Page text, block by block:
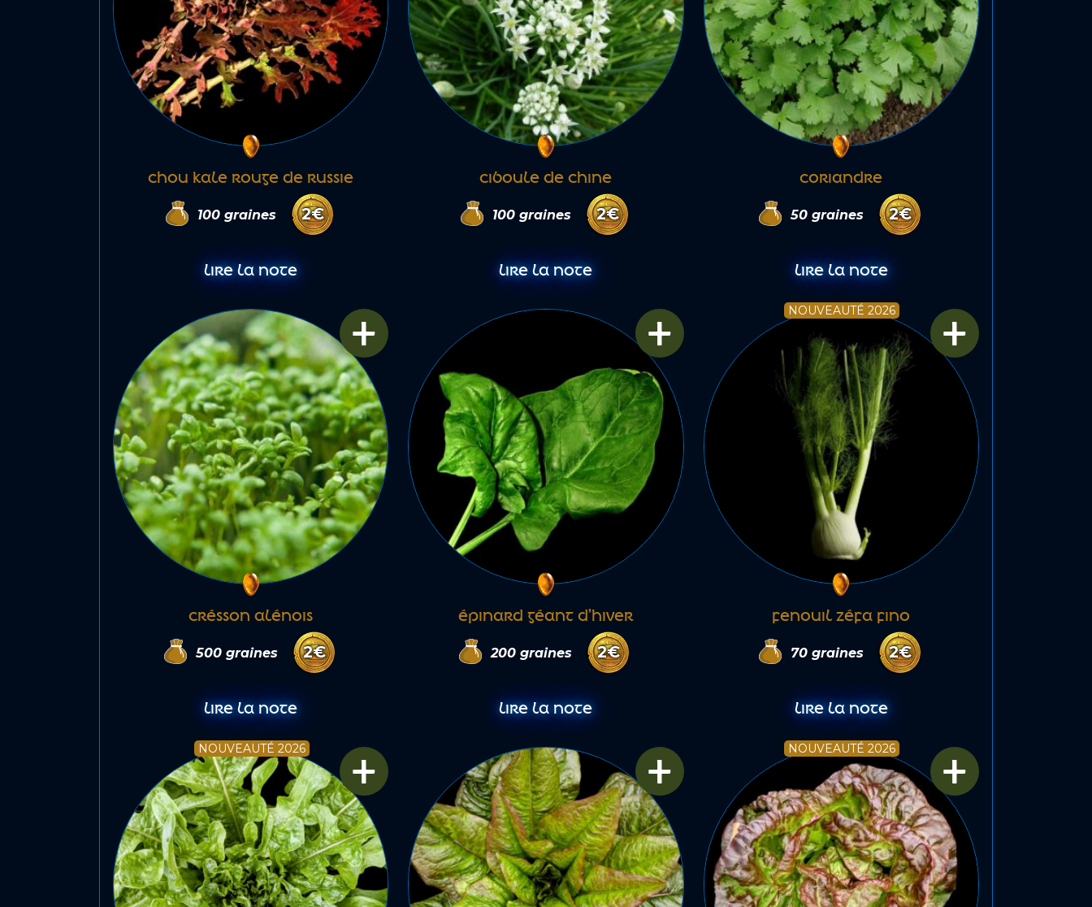
CHOU KALE ROUGE DE RUSSIE
100graines 2€
LIRE LA NOTE
CIBOULE DE CHINE
100graines 2€
LIRE LA NOTE
CORIANDRE
50graines 2€
LIRE LA NOTE
CRÉSSON ALÉNOIS
+
500graines 2€
LIRE LA NOTE
ÉPINARD GÉANT D’HIVER
+
200 graines 2€
LIRE LA NOTE
FENOUIL ZÉFA FINO
+
70graines 2€
LIRE LA NOTE
+ + +